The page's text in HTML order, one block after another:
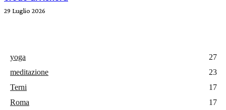
29 Luglio 2026
yoga
27
meditazione
23
Terni
17
Roma
17